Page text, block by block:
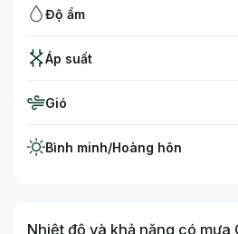
Độ ẩm
Áp suất
Gió
Bình minh/Hoàng hôn
Nhiệt độ và khả năng có mưa